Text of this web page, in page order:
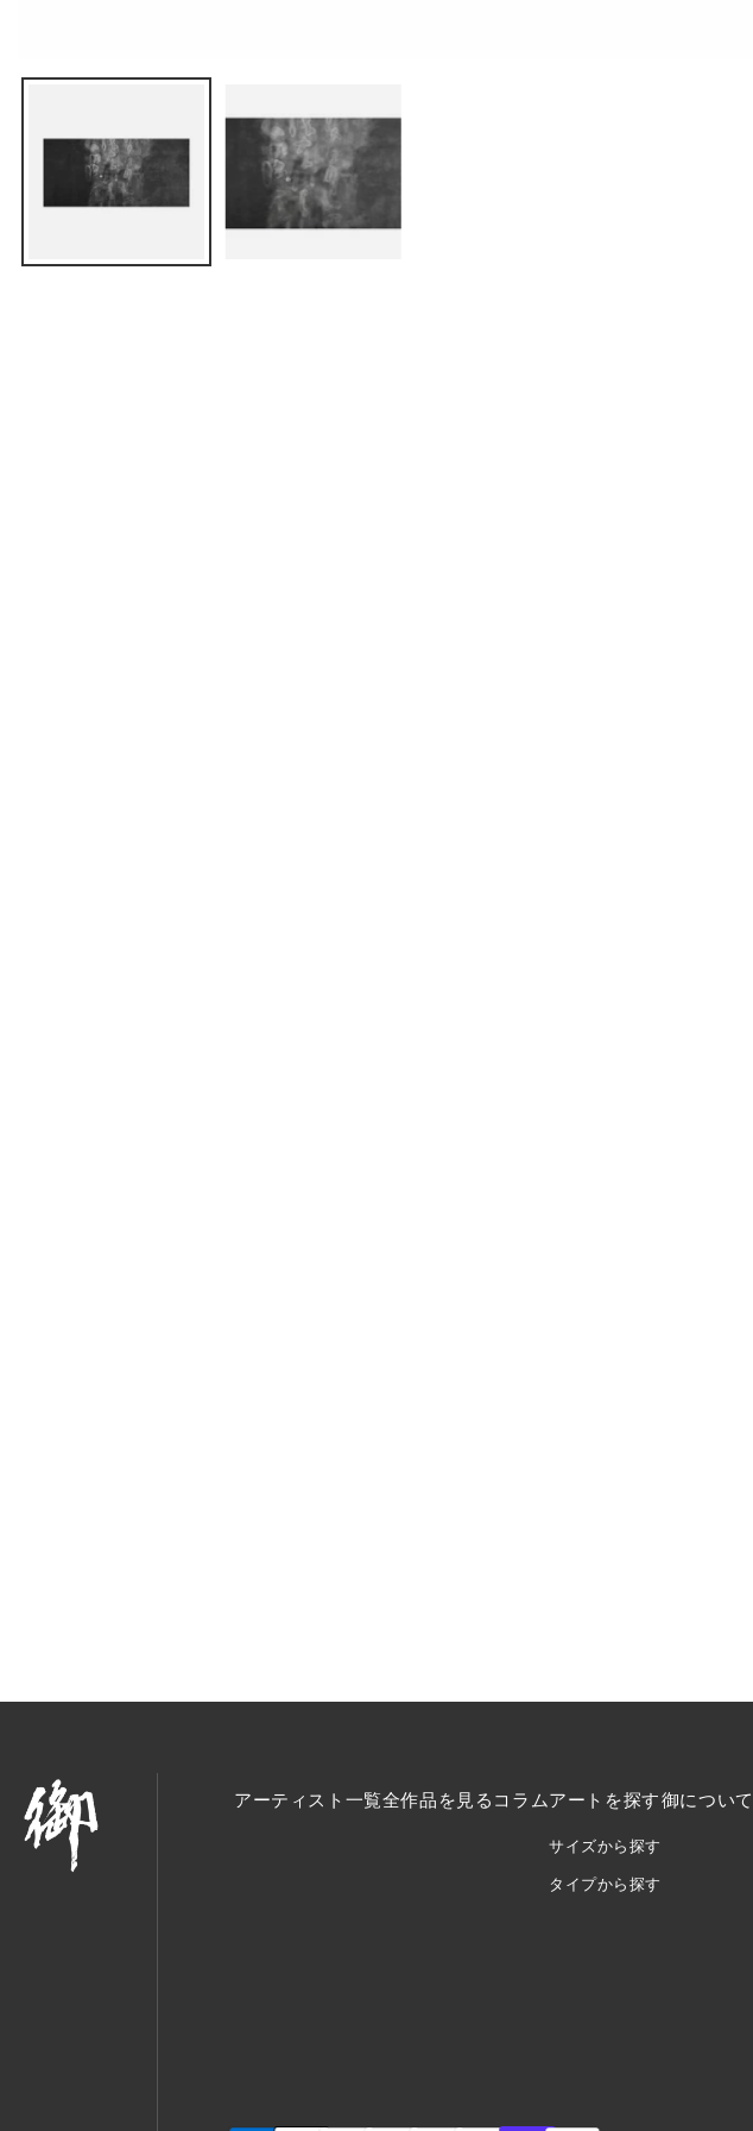
ギャラリービューでメディアを開く
アーティスト一覧全作品を見る コラムアートを探す
サイズから探す
タイプから探す
御について